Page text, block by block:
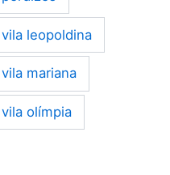
leopoldina
mariana
olímpia